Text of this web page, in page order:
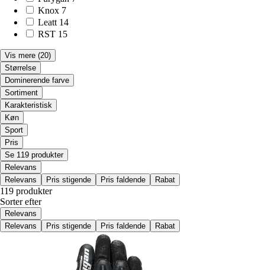
Knox 7
Leatt 14
RST 15
Vis mere (20)
Størrelse
Dominerende farve
Sortiment
Karakteristisk
Køn
Sport
Pris
Se 119 produkter
Relevans
Relevans
Pris stigende Pris faldende Rabat
119 produkter
Sorter efter
Relevans
Relevans
Pris stigende Pris faldende Rabat